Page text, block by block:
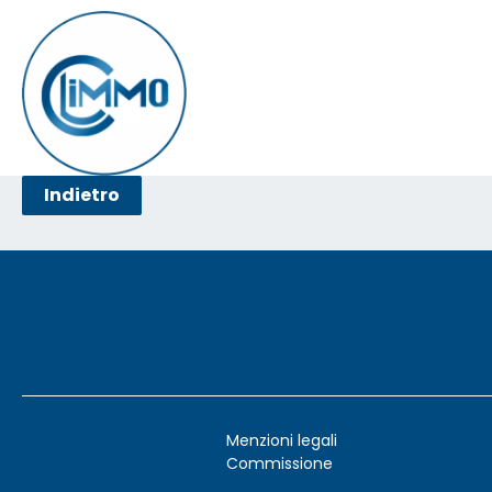
Indietro
Menzioni legali
Commissione